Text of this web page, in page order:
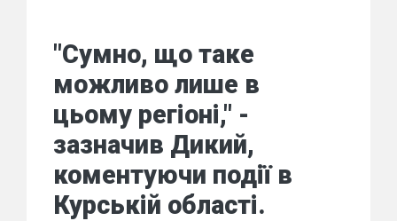
"Сумно, що таке
можливо лише в
цьому регіоні," -
зазначив Дикий,
коментуючи події в
Курській області.